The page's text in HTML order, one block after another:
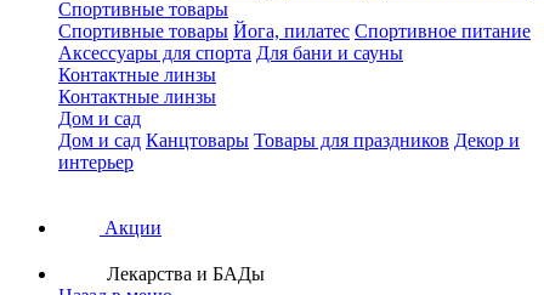
Спортивные товары
Спортивные товары Йога, пилатес Спортивное питание
Аксессуары для спорта Для бани и сауны
Контактные линзы
Контактные линзы
Дом и сад
Дом и сад Канцтовары Товары для праздников Декор и
интерьер
Акции
Лекарства и БАДы